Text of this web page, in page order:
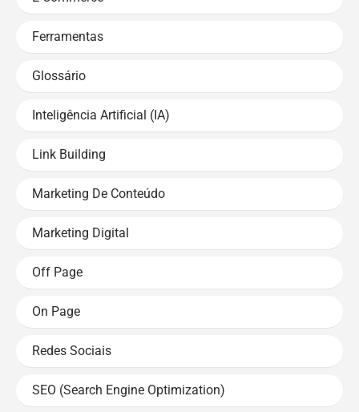
Ferramentas
Glossário
Inteligência Artificial (IA)
Link Building
Marketing De Conteúdo
Marketing Digital
Off Page
On Page
Redes Sociais
SEO (Search Engine Optimization)